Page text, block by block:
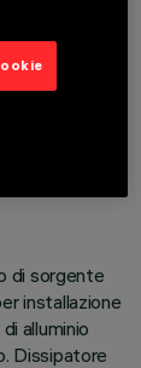
di sorgente
installazione
alluminio
Dissipatore